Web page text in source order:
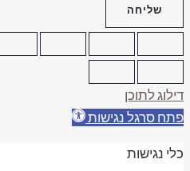
שליחה
לתוכן
סרגל נגישות
נגישות